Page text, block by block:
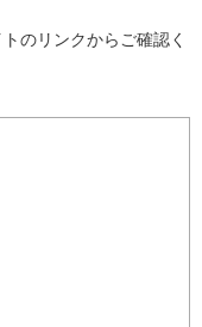
のリンクからご確認く